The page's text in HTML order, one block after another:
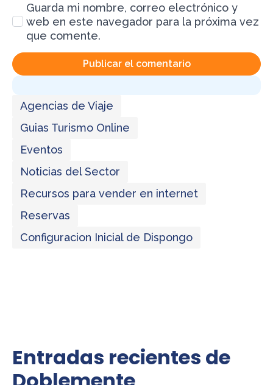
Guarda mi nombre, correo electrónico y
web en este navegador para la próxima vez
que comente.
Agencias de Viaje
Guias Turismo Online
Eventos
Noticias del Sector
Recursos para vender en internet
Reservas
Configuracion Inicial de Dispongo
Entradas recientes de